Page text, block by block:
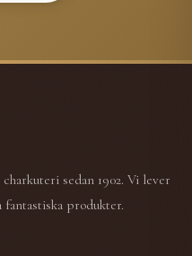
sedan 1902. Vi lever
fantastiska produkter.